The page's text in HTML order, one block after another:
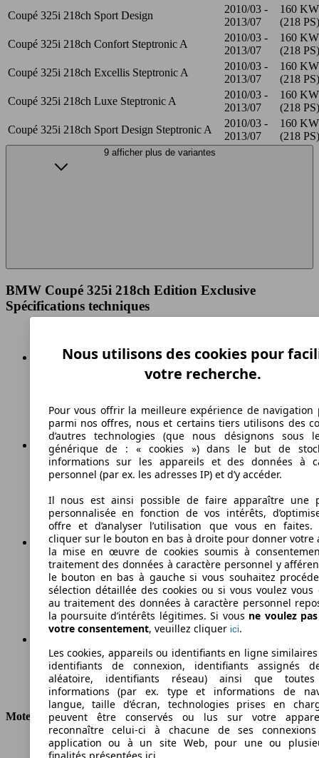
Coupé 325i 218ch Sport Design
2010/03 -
2013/07
160 KW
(218 PS)
Coupé 325i 218ch Confort Steptronic A
2010/03 -
2013/07
160 KW
(218 PS)
Coupé 325i 218ch Excellis Steptronic A
2010/03 -
2013/07
160 KW
(218 PS)
Coupé 325i 218ch Luxe Steptronic A
2010/03 -
2013/07
160 KW
(218 PS)
Coupé 325i 218ch Sport Design Steptronic A
2010/03 -
2013/07
160 KW
(218 PS)
9 afficher plus de variantes
BMW Coupé 325i 218ch Edition Exclusive
Spécifications techniques
Vitesse maximale
Essence
Carburant
168 g/km
Émissions de CO2 (combinées)*
Ø 7.2 l/100km
Consommation
Moteur et Puissance
KW (CH)
160 kW (218 PS)
Nous utilisons des cookies pour
votre recherche.
Pour vous offrir la meilleure expérience de navigation
parmi nos offres, nous et certains tiers utilisons des
d’autres technologies (que nous désignons sous
générique de : « cookies ») dans le but de
informations sur les appareils et des données à
personnel (par ex. les adresses IP) et d’y accéder.
Il nous est ainsi possible de faire apparaître une
personnalisée en fonction de vos intérêts,
offre et d’analyser l’utilisation que vous en faites.
cliquer sur le bouton en bas à droite pour donner votre
la mise en œuvre de cookies soumis à
traitement des données à caractère personnel y
le bouton en bas à gauche si vous souhaitez
sélection détaillée des cookies ou si vous voulez vous
au traitement des données à caractère personnel
la poursuite d’intérêts légitimes. Si vous ne voulez
votre consentement, veuillez cliquer ici.
Les cookies, appareils ou identifiants en ligne
identifiants de connexion, identifiants assignés
aléatoire, identifiants réseau) ainsi que
informations (par ex. type et informations de
langue, taille d’écran, technologies prises en
peuvent être conservés ou lus sur votre
reconnaître celui-ci à chacune de ses
application ou à un site Web, pour une ou